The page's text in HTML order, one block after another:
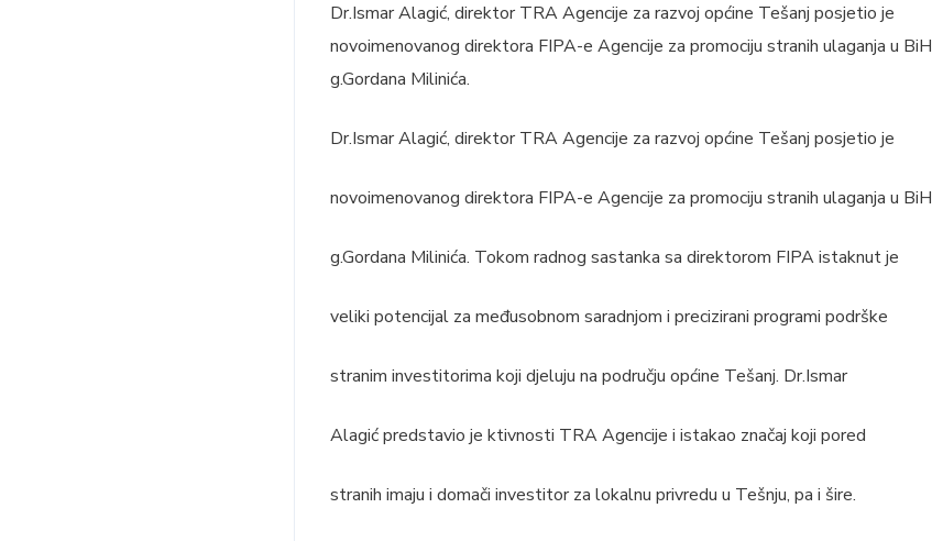
Dr.Ismar Alagić, direktor TRA Agencije za razvoj općine Tešanj posjetio je
novoimenovanog direktora FIPA-e Agencije za promociju stranih ulaganja u BiH
g.Gordana Milinića.
Dr.Ismar Alagić, direktor TRA Agencije za razvoj općine Tešanj posjetio je
novoimenovanog direktora FIPA-e Agencije za promociju stranih ulaganja u BiH
g.Gordana Milinića. Tokom radnog sastanka sa direktorom FIPA istaknut je
veliki potencijal za međusobnom saradnjom i precizirani programi podrške
stranim investitorima koji djeluju na području općine Tešanj. Dr.Ismar
Alagić predstavio je ktivnosti TRA Agencije i istakao značaj koji pored
stranih imaju i domači investitor za lokalnu privredu u Tešnju, pa i šire.